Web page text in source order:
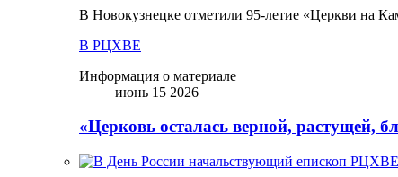
В Новокузнецке отметили 95-летие «Церкви на
В РЦХВЕ
Информация о материале
июнь 15 2026
«Церковь осталась верной, растущей,